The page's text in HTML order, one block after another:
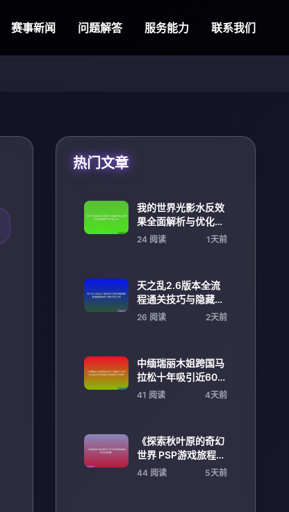
赛事新闻 问题解答 服务能力 联系我们
热门文章
我的世界光影水反效
果全面解析与优化技
巧分享指南实战经验
24 阅读 1天前
天之乱2.6版本全流
程通关技巧与隐藏要
素详解指南高手进阶
26 阅读 2天前
中缅瑞丽木姐跨国马
拉松十年吸引近60万
运动员参与推动区域
41 阅读 4天前
《探索秋叶原的奇幻
世界 PSP游戏旅程与
文化碰撞》
44 阅读 5天前